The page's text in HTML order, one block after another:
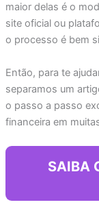
maior delas é o
site oficial ou
o processo é bem
Então, para te
separamos um
o passo a passo
financeira em
SAIBA